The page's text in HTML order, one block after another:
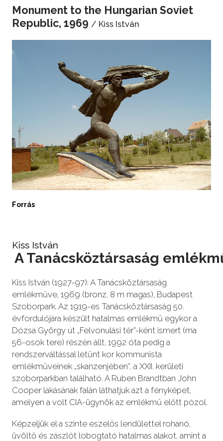
Monument to the Hungarian Soviet
Republic, 1969 / Kiss István
Forrás
Kiss István
A Tanácsköztársaság
Kiss István (1927-97): A Tanácsköztársaság
emlékműve, 1969 (bronz, 8 m magas), Budapest
Szoborpark. Az 1919-es Tanácsköztársaság 50.
évfordulójára készült hatalmas emlékmű egykor a
Dózsa György út „Felvonulási tér”-ként ismert (ma
56-osok tere) részén állt, 1992 óta pedig a
rendszerváltással letűnt kor kommunista
emlékműveinek „skanzenjében”, a XXII. kerületi
szoborparkban található. A Ruben Brandtban John
Cooper lakásának falán láthatjuk azt a fényképet,
amelyen a volt CIA-ügynök az emlékmű előtt pózol.
Képzeljük el a szinte eszelős lendülettel rohanó,
üvöltő és zászlót lobogtató hatalmas alakot, amint a